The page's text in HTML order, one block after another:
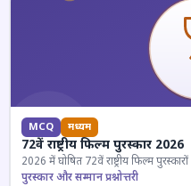
MCQ मध्यम
72वें राष्ट्रीय फिल्म पुरस्कार 2026
2026 में घोषित 72वें राष्ट्रीय फिल्म
पुरस्कार और सम्मान प्रश्नोत्तरी